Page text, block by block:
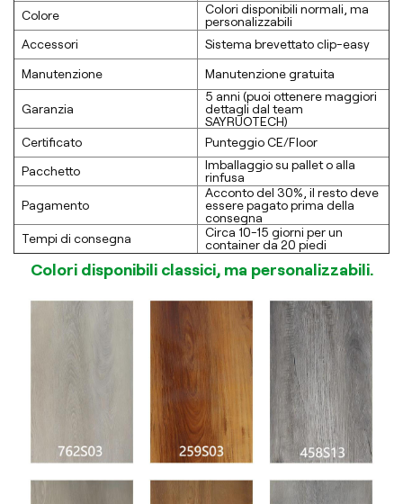
Colore
Colori disponibili normali, ma
personalizzabili
Accessori
Sistema brevettato clip-easy
Manutenzione Manutenzione gratuita
Garanzia
5 anni (puoi ottenere maggiori
dettagli dal team
SAYRUOTECH)
Certificato
Punteggio CE/Floor
Pacchetto
Imballaggio su pallet o alla
rinfusa
Pagamento
Acconto del 30%, il resto deve
essere pagato prima della
consegna
Tempi di consegna
Circa 10-15 giorni per un
container da 20 piedi
Colori disponibili classici, ma personalizzabili.